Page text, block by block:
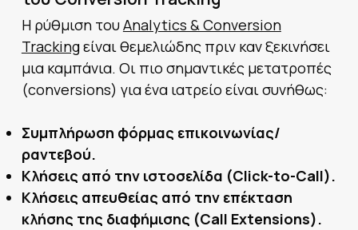
Η ρύθμιση τουAnalytics & Conversion
Trackingείναι θεμελιώδης πριν καν ξεκινήσει
μια καμπάνια. Οι πιο σημαντικές μετατροπές
(conversions) για ένα ιατρείο είναι συνήθως:
Συμπλήρωση φόρμας επικοινωνίας/
ραντεβού.
Κλήσεις από την ιστοσελίδα (Click-to-Call).
Κλήσεις απευθείας από την επέκταση
κλήσης της διαφήμισης (Call Extensions).